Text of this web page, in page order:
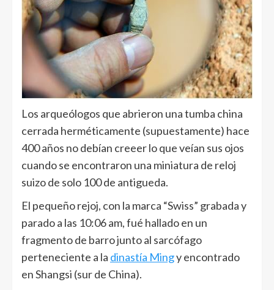
Los arqueólogos que abrieron una tumba china
cerrada herméticamente (supuestamente) hace
400 años no debían creeer lo que veían sus ojos
cuando se encontraron una miniatura de reloj
suizo de solo 100 de antigueda.
El pequeño rejoj, con la marca “Swiss” grabada y
parado a las 10:06 am, fué hallado en un
fragmento de barro junto al sarcófago
perteneciente a la dinastía Mingy encontrado
en Shangsi (sur de China).